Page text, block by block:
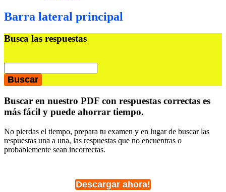
Barra lateral principal
Busca las respuestas
Buscar en nuestro PDF con respuestas correctas es
más fácil y puede ahorrar tiempo.
No pierdas el tiempo, prepara tu examen y en lugar de buscar las
respuestas una a una, las respuestas que no encuentras o
probablemente sean incorrectas.
Descargar ahora!